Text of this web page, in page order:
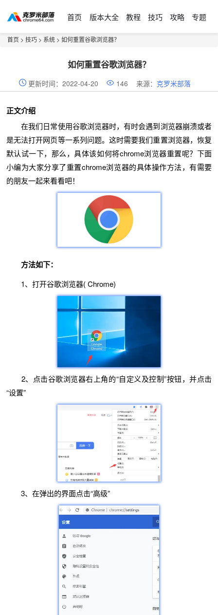
首页 版本大全 教程 技巧 攻略 专题
首页 > 技巧 > 系统 > 如何重置谷歌浏览器？
如何重置谷歌浏览器？
更新时间：2022-04-20 146 来源： 克罗米部落
正文介绍
在我们日常使用谷歌浏览器时，有时会遇到浏览器崩溃或者
是无法打开网页等一系列问题。这时需要我们重置浏览器，恢复
默认试一下，那么，具体该如何将chrome浏览器重置呢？下面
小编为大家分享了重置chrome浏览器的具体操作方法，有需要
的朋友一起来看看吧！
方法如下：
1、打开谷歌浏览器( Chrome)
2、点击谷歌浏览器右上角的“自定义及控制”按钮，并点击
“设置”
3、在弹出的界面点击“高级”